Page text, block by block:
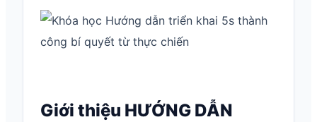
Giới thiệu HƯỚNG DẪN